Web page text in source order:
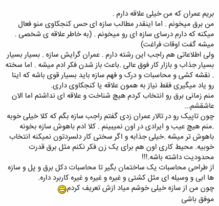
بریم عمران که من خیلی علاقه دارم .
من برق میخونم . اما اینقدر مطالب سازه ای حس کنجکاوی منو فعال
میکنه که دارم درسای سازه ای رو میخونم . (به خاطر علاقه ی شخصی .
میشه گفت اوقات فراغت)
ولی اطلاعاتی هم راجب این رشته دارم . عمران گرایش سازه . بسیار بسیار
بسیار جذاب و بازار کار فوق عالی .باعث باز شدن فکر ادم میشه . اما سخته
. نقشه کشی و محاسبات و درک و فهم سازه باید بسیار قوی باشه که اینا
رو یاد میگیری فقط نیاز به همون علاقه یا کنجکاوی داری.
منم زمانی برق رو انتخاب کردم هیچ شناخت و علاقه ای نداشتم اما الان
عاشقشم...
چون تاپیک رو در تالار عمران زدی گفتم راجب سازه بگم که کلا خیلی خوبه
.منم هیچ عیب و ایرادی در اون نمیبینم . کلا ادم باهوش سازه بخونه
باهوش تر میشه .خیلی جذابه و اگر سختی کار دلسردتون نمیکنه انتخاب
خوبیه. محیط کاری اون هم برای یک زن فکر نکنم مثل برق قدرت
محدودیت داشته باشه.!!!
از طراحی محاسبات یک ساختمان بگیر تا محاسبات دکل برق و پل و سازه
ها ابی و وسیله ای مثل کشتی و غیره و غیره و غیره کاربرد داره.
چون من از سازه خیلی خوشم میاد ازش تعریف کردم
موفق باشی